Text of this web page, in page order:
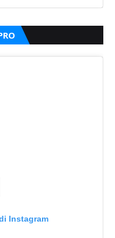
Instagram